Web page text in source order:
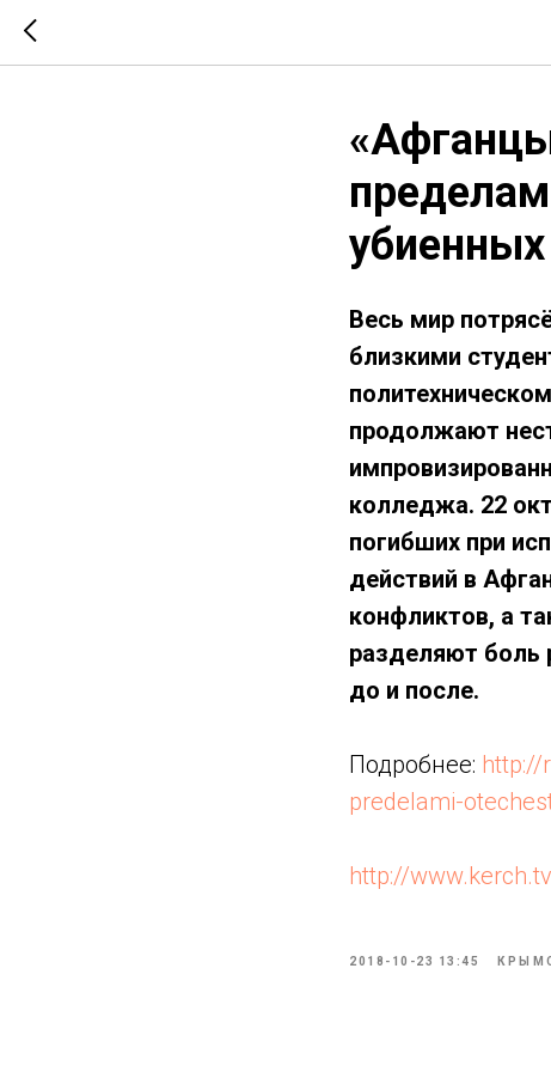
Весь мир
близкими
продолжают
колледжа. 22
погибших при
действий в
конфликтов, а
разделяют боль
до и после.
Подробнее: http://
predelami-
http://
2018-10-23 13:45